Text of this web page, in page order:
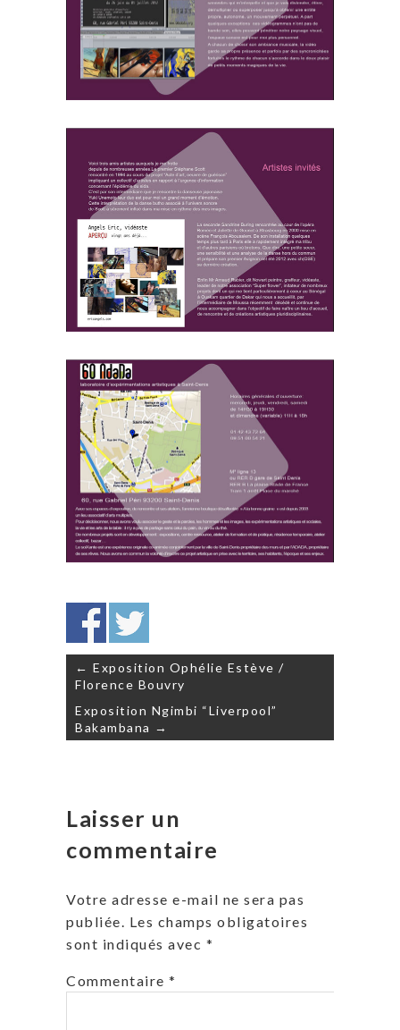
Navigation
de
← Exposition Ophélie Estève /
Florence Bouvry
Exposition Ngimbi “Liverpool”
Bakambana →
Laisser un
commentaire
Votre adresse e-mail ne sera pas
publiée. Les champs obligatoires
sont indiqués avec *
Commentaire *